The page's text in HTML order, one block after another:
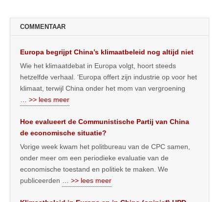
COMMENTAAR
Europa begrijpt China’s klimaatbeleid nog altijd niet
Wie het klimaatdebat in Europa volgt, hoort steeds
hetzelfde verhaal. ‘Europa offert zijn industrie op voor het
klimaat, terwijl China onder het mom van vergroening
… >> lees meer
Hoe evalueert de Communistische Partij van China
de economische situatie?
Vorige week kwam het politbureau van de CPC samen,
onder meer om een periodieke evaluatie van de
economische toestand en politiek te maken. We
publiceerden … >> lees meer